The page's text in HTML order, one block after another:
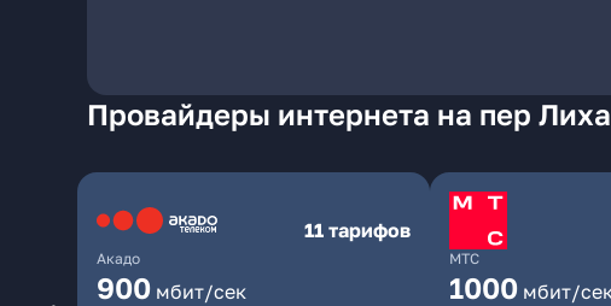
Провайдеры интернета на пер
Акадо
11 тарифов
900 мбит/сек
МТС
1000 мбит/